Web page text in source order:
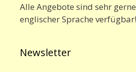
Alle Angebote sind sehr
englischer Sprache verfügbar!
Newsletter